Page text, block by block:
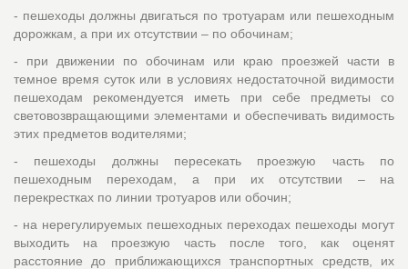
- пешеходы должны двигаться по тротуарам или пешеходным
дорожкам, а при их отсутствии – по обочинам;
- при движении по обочинам или краю проезжей части в
темное время суток или в условиях недостаточной видимости
пешеходам рекомендуется иметь при себе предметы со
световозвращающими элементами и обеспечивать видимость
этих предметов водителями;
- пешеходы должны пересекать проезжую часть по
пешеходным переходам, а при их отсутствии – на
перекрестках по линии тротуаров или обочин;
- на нерегулируемых пешеходных переходах пешеходы могут
выходить на проезжую часть после того, как оценят
расстояние до приближающихся транспортных средств, их